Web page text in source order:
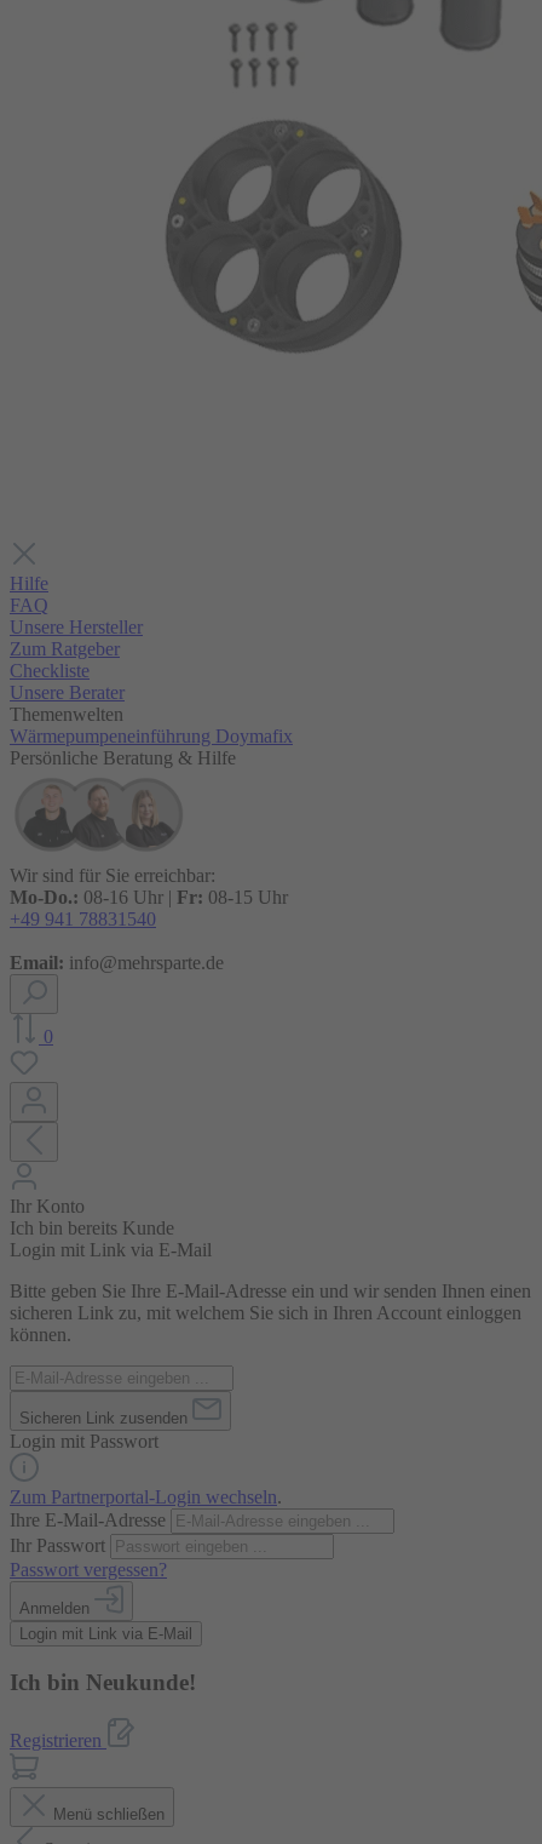
Hilfe
FAQ
Unsere Hersteller
Zum Ratgeber
Checkliste
Unsere Berater
Themenwelten
Wärmepumpeneinführung Doymafix
Persönliche Beratung & Hilfe
Wir sind für Sie erreichbar:
Mo-Do.: 08-16 Uhr | Fr: 08-15 Uhr
+49 941 78831540
Email: info@mehrsparte.de
0
Ihr Konto
Ich bin bereits Kunde
Login mit Link via E-Mail
Bitte geben Sie Ihre E-Mail-Adresse ein und wir senden Ihnen einen
sicheren Link zu, mit welchem Sie sich in Ihren Account einloggen
können.
Sicheren Link zusenden
Login mit Passwort
Zum Partnerportal-Login wechseln.
Ihre E-Mail-Adresse
Ihr Passwort
Passwort vergessen?
Anmelden
Login mit Link via E-Mail
Ich bin Neukunde!
Registrieren
Menü schließen